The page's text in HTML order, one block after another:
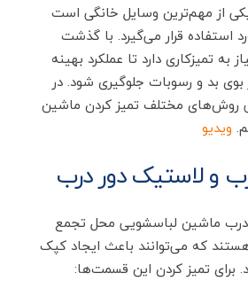
از مهم‌ترین وسایل خانگی است
استفاده قرار می‌گیرد. با گذشت
به تمیزکاری دارد تا عملکرد بهینه
بوی بد و رسوبات جلوگیری شود. در
روش‌های مختلف تمیز کردن ماشین
ویدیو
و لاستیک دور درب
ماشین لباسشویی محل تجمع
که می‌توانند باعث ایجاد کپک
برای تمیز کردن این قسمت‌ها: